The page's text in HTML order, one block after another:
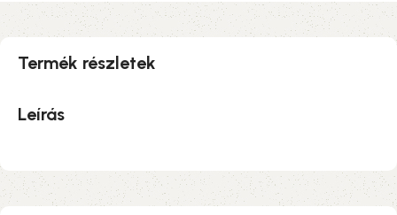
Termék részletek
Leírás